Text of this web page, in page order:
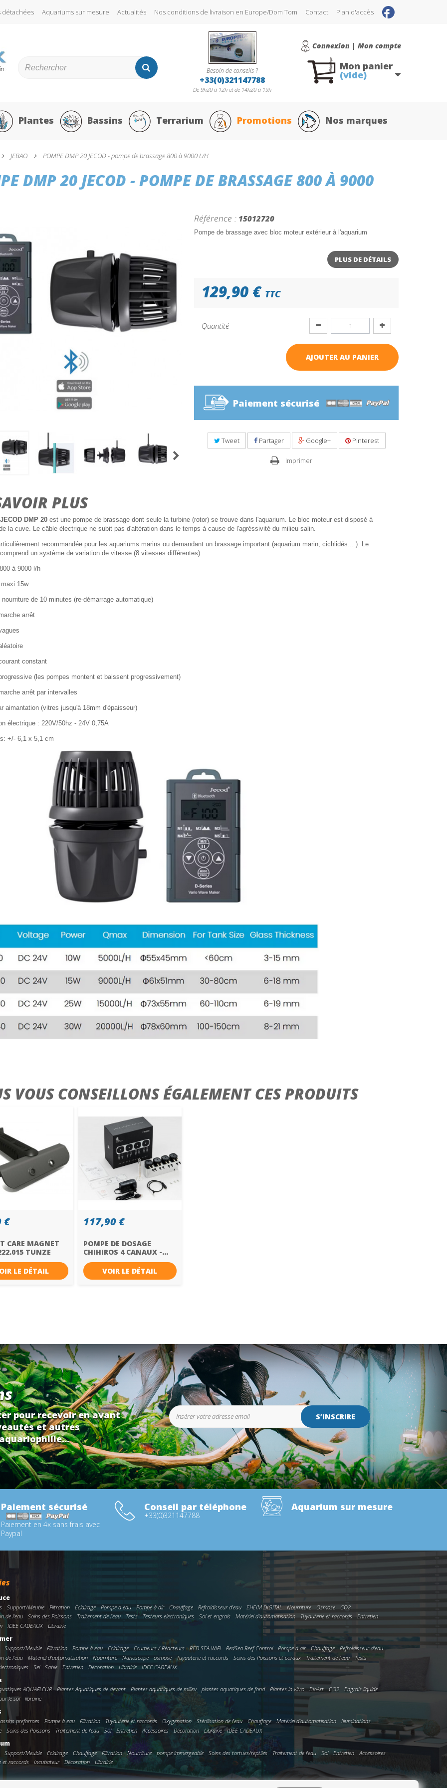
détachées Aquariums sur mesure Actualités Nos conditions de livraison en Europe/Dom Tom Contact Plan d'accès
Connexion | Mon compte
Besoin de conseils ?
+33(0)321147788
De 9h20 à 12h et de 14h20 à 19h
Mon panier
(vide)
Plantes Bassins Terrarium Promotions Nos marques
JEBAO POMPE DMP 20 JECOD - pompe de brassage 800 à 9000 L/H
DMP 20 JECOD - POMPE DE BRASSAGE 800 À 9000
Référence : 15012720
Pompe de brassage avec bloc moteur extérieur à l'aquarium
PLUS DE DÉTAILS
129,90 € TTC
Quantité
AJOUTER AU PANIER
Paiement sécurisé
Tweet Partager Google+ Pinterest
Imprimer
PLUS
JECOD DMP 20 est une pompe de brassage dont seule la turbine (rotor) se trouve dans l'aquarium. Le bloc moteur est disposé à
la cuve. Le câble électrique ne subit pas d'altération dans le temps à cause de l'agréssivité du milieu salin.
recommandée pour les aquariums marins ou demandant un brassage important (aquarium marin, cichlidés... ). Le
un système de variation de vitesse (8 vitesses différentes)
à 9000 l/h
15w
de 10 minutes (re-démarrage automatique)
arrêt
constant
(les pompes montent et baissent progressivement)
arrêt par intervalles
aimantation (vitres jusqu'à 18mm d'épaisseur)
électrique : 220V/50hz - 24V 0,75A
+/- 6,1 x 5,1 cm
VOUS CONSEILLONS ÉGALEMENT CES PRODUITS
€
CARE MAGNET
TUNZE
LE DÉTAIL
117,90 €
POMPE DE DOSAGE
CHIHIROS 4 CANAUX -...
VOIR LE DÉTAIL
pour recevoir en avant
et autres
S’INSCRIRE
Paiement sécurisé
Paiement en 4x sans frais avec
Paypal
Conseil par téléphone
+33(0)321147788
Aquarium sur mesure
Support/Meuble Filtration Eclairage Pompe à eau Pompe à air Chauffage Refroidisseur d'eau EHEIM DIGITAL Nourriture Osmose
CO2
de l'eau
Soins des Poissons Traitement de l'eau Tests Testeurs electroniques Sol et engrais Matériel d'automatisation Tuyauterie et raccords
Entretien
IDEE CADEAUX Librairie
Support/Meuble Filtration Pompe à eau Eclairage Ecumeurs / Réacteurs RED SEA WIFI RedSea Reef Control Pompe à air Chauffage
Refroidisseur d'eau
de l'eau
Matériel d'automatisation Nourriture Nanoscope osmose Tuyauterie et raccords Soins des Poissons et coraux Traitement de l'eau
Tests
Sel Sable Entretien Décoration Librairie IDEE CADEAUX
AQUAFLEUR Plantes Aquatiques de devant Plantes aquatiques de milieu plantes aquatiques de fond Plantes in vitro BioArt CO2
Engrais liquide
le sol
librairie
preformes Pompe à eau Filtration Tuyauterie et raccords Oxygenation Stérilisation de l'eau Chauffage Matériel d'automatisation
Illuminations
Soins des Poissons Traitement de l'eau Sol Entretien Accessoires Décoration Librairie IDEE CADEAUX
Support/Meuble Eclairage Chauffage Filtration Nourriture pompe immergeable Soins des tortues/reptiles Traitement de l'eau Sol Entretien
Accessoires
et raccords
Incubateur Décoration Librairie